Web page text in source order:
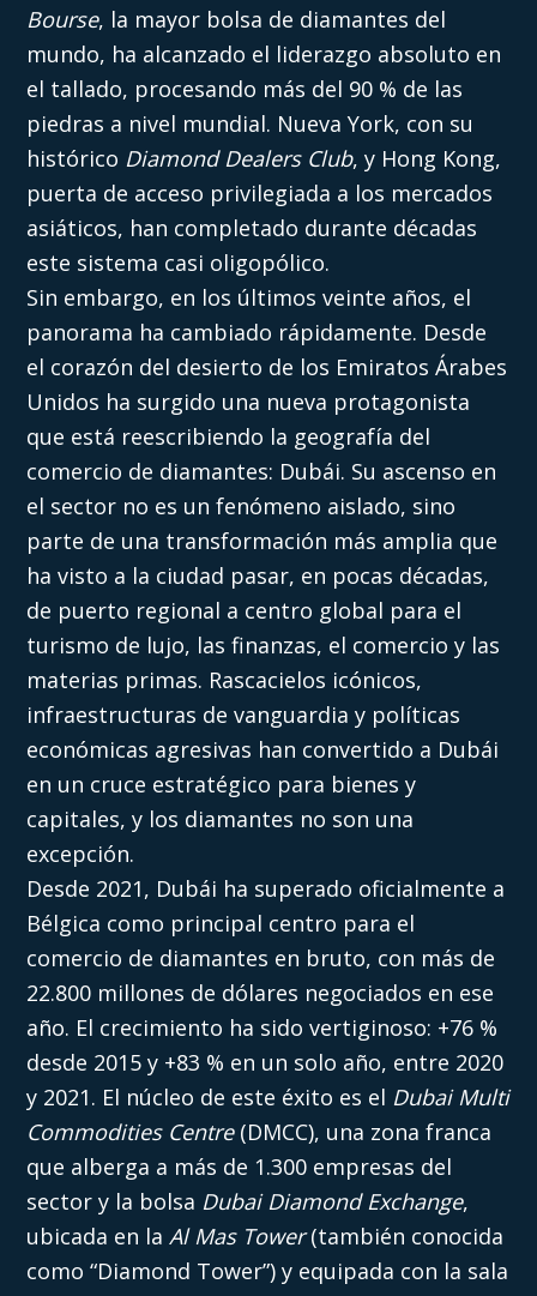
Bourse, la mayor bolsa de diamantes del
mundo, ha alcanzado el liderazgo absoluto en
el tallado, procesando más del 90 % de las
piedras a nivel mundial. Nueva York, con su
histórico Diamond Dealers Club, y Hong Kong,
puerta de acceso privilegiada a los mercados
asiáticos, han completado durante décadas
este sistema casi oligopólico.
Sin embargo, en los últimos veinte años, el
panorama ha cambiado rápidamente. Desde
el corazón del desierto de los Emiratos Árabes
Unidos ha surgido una nueva protagonista
que está reescribiendo la geografía del
comercio de diamantes: Dubái. Su ascenso en
el sector no es un fenómeno aislado, sino
parte de una transformación más amplia que
ha visto a la ciudad pasar, en pocas décadas,
de puerto regional a centro global para el
turismo de lujo, las finanzas, el comercio y las
materias primas. Rascacielos icónicos,
infraestructuras de vanguardia y políticas
económicas agresivas han convertido a Dubái
en un cruce estratégico para bienes y
capitales, y los diamantes no son una
excepción.
Desde 2021, Dubái ha superado oficialmente a
Bélgica como principal centro para el
comercio de diamantes en bruto, con más de
22.800 millones de dólares negociados en ese
año. El crecimiento ha sido vertiginoso: +76 %
desde 2015 y +83 % en un solo año, entre 2020
y 2021. El núcleo de este éxito es el Dubai Multi
Commodities Centre(DMCC), una zona franca
que alberga a más de 1.300 empresas del
sector y la bolsa Dubai Diamond Exchange,
ubicada en laAl Mas Tower(también conocida
como “Diamond Tower”) y equipada con la sala